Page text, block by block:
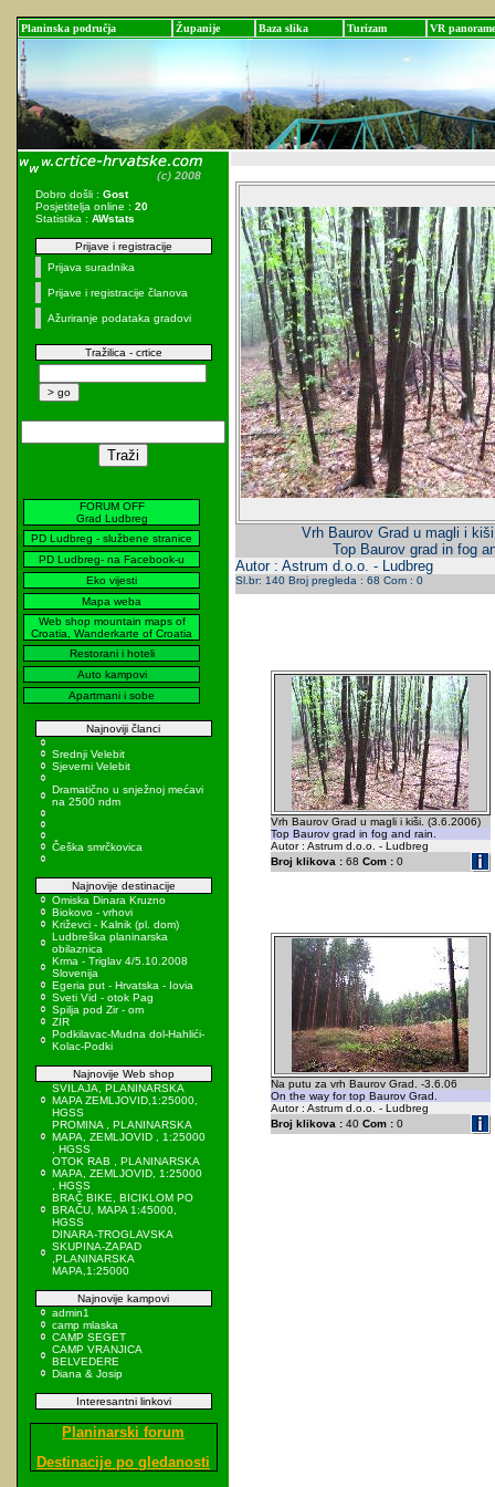
Planinska područja Županije Baza slika Turizam VR panorame
Dobro došli : Gost
Posjetitelja online : 20
Statistika : AWstats
Prijave i registracije
Prijava suradnika
Prijave i registracije članova
Ažuriranje podataka gradovi
Tražilica - crtice
FORUM OFF
Grad Ludbreg
PD Ludbreg - službene stranice
PD Ludbreg- na Facebook-u
Eko vijesti
Mapa weba
Web shop mountain maps of
Croatia, Wanderkarte of Croatia
Restorani i hoteli
Auto kampovi
Apartmani i sobe
Najnoviji članci
Srednji Velebit
Sjeverni Velebit
Dramatično u snježnoj mećavi
na 2500 ndm
Češka smrčkovica
Najnovije destinacije
Omiska Dinara Kruzno
Biokovo - vrhovi
Križevci - Kalnik (pl. dom)
Ludbreška planinarska
obilaznica
Krma - Triglav 4/5.10.2008
Slovenija
Egeria put - Hrvatska - Iovia
Sveti Vid - otok Pag
Spilja pod Zir - om
ZIR
Podkilavac-Mudna dol-Hahlići-
Kolac-Podki
Najnovije Web shop
SVILAJA, PLANINARSKA
MAPA ZEMLJOVID,1:25000,
HGSS
PROMINA , PLANINARSKA
MAPA, ZEMLJOVID , 1:25000
, HGSS
OTOK RAB , PLANINARSKA
MAPA, ZEMLJOVID, 1:25000
, HGSS
BRAČ BIKE, BICIKLOM PO
BRAČU, MAPA 1:45000,
HGSS
DINARA-TROGLAVSKA
SKUPINA-ZAPAD
,PLANINARSKA
MAPA,1:25000
Najnovije kampovi
admin1
camp mlaska
CAMP SEGET
CAMP VRANJICA
BELVEDERE
Diana & Josip
Interesantni linkovi
Planinarski forum
Destinacije po gledanosti
Vrh Baurov Grad u magli i
Top Baurov grad in fog
Autor : Astrum d.o.o. - Ludbreg
Sl.br: 140 Broj pregleda : 68 Com : 0
Vrh Baurov Grad u magli i kiši. (3.6.2006)
Top Baurov grad in fog and rain.
Autor : Astrum d.o.o. - Ludbreg
Broj klikova :68 Com :0
Na putu za vrh Baurov Grad. -3.6.06
On the way for top Baurov Grad.
Autor : Astrum d.o.o. - Ludbreg
Broj klikova :40 Com :0